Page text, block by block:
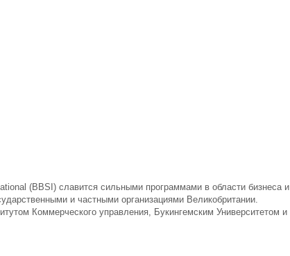
(BBSI ) славится сильными программами в области бизнеса и
и частными организациями Великобритании.
Коммерческого управления, Букингемским Университетом и